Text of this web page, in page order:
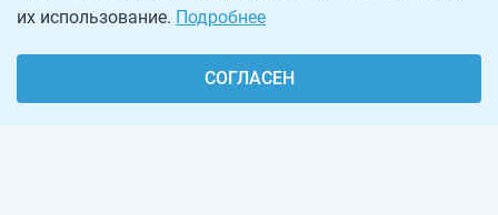
их использование. Подробнее
СОГЛАСЕН